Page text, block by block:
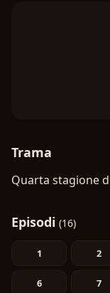
Trama
Quarta stagione
Episodi (16)
1 2
6 7